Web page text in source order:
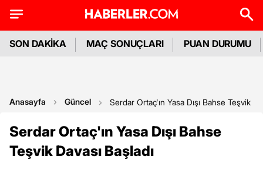
SON DAKİKA MAÇ SONUÇLARI PUAN DURUMU
Anasayfa Güncel Serdar Ortaç'ın Yasa Dışı Bahse Teşvik
Serdar Ortaç'ın Yasa Dışı Bahse
Teşvik Davası Başladı